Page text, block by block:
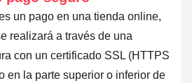
un pago en una tienda online,
realizará a través de una
con un certificado SSL (HTTPS
en la parte superior o inferior de